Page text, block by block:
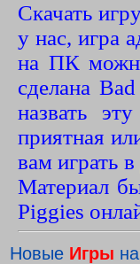
Скачать
у нас, игра
на ПК
сделана
назвать
приятная
вам играть
Материал
Piggies
Новые Игры